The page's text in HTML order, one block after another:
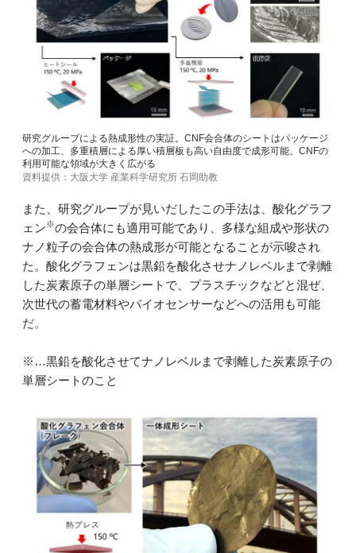
研究グループによる熱成形性の実証。CNF会合体のシートはパッケージ
への加工、多重積層による厚い積層板も高い自由度で成形可能。CNFの
利用可能な領域が大きく広がる
資料提供：大阪大学 産業科学研究所 石岡助教
また、研究グループが見いだしたこの手法は、酸化グラフ
ェン※の会合体にも適用可能であり、多様な組成や形状の
ナノ粒子の会合体の熱成形が可能となることが示唆され
た。酸化グラフェンは黒鉛を酸化させナノレベルまで剥離
した炭素原子の単層シートで、プラスチックなどと混ぜ、
次世代の蓄電材料やバイオセンサーなどへの活用も可能
だ。
※…黒鉛を酸化させてナノレベルまで剥離した炭素原子の
単層シートのこと